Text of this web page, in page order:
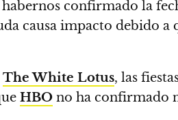
confirmado la
causa impacto debido
The White Lotus, las
HBO no ha confirmado